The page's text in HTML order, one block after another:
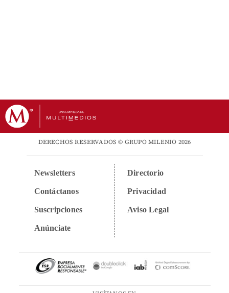
DERECHOS RESERVADOS © GRUPO MILENIO 2026
Newsletters
Contáctanos
Suscripciones
Anúnciate
Directorio
Privacidad
Aviso Legal